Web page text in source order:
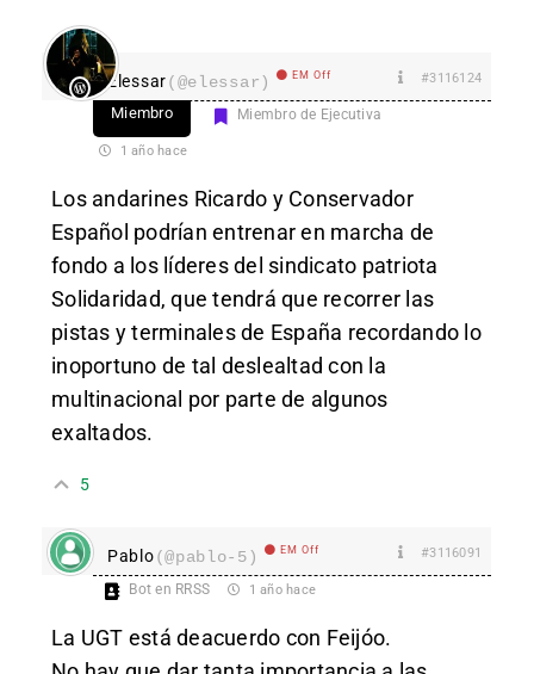
Elessar(@elessar) EM Off #3116124
Miembro Miembro de Ejecutiva
1 año hace
Los andarines Ricardo y Conservador
Español podrían entrenar en marcha de
fondo a los líderes del sindicato patriota
Solidaridad, que tendrá que recorrer las
pistas y terminales de España recordando lo
inoportuno de tal deslealtad con la
multinacional por parte de algunos
exaltados.
5
Pablo(@pablo-5) EM Off #3116091
Bot en RRSS 1 año hace
La UGT está deacuerdo con Feijóo.